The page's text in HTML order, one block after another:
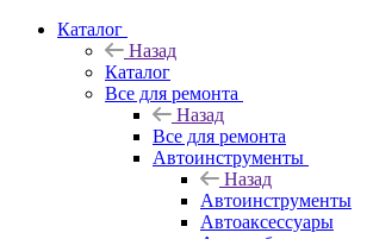
Каталог
Назад
Каталог
Все для ремонта
Назад
Все для ремонта
Автоинструменты
Назад
Автоинструменты
Автоаксессуары